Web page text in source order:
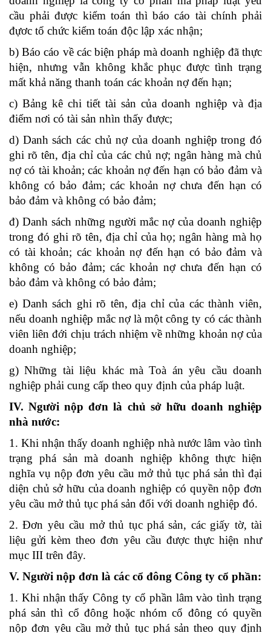
cầu phải được kiểm toán thì báo cáo tài chính phải
đựơc tổ chức kiểm toán độc lập xác nhận;
b) Báo cáo về các biện pháp mà doanh nghiệp đã thực
hiện, nhưng vẫn không khắc phục được tình trạng
mất khả năng thanh toán các khoản nợ đến hạn;
c) Bảng kê chi tiết tài sản của doanh nghiệp và địa
điểm nơi có tài sản nhìn thấy được;
d) Danh sách các chủ nợ của doanh nghiệp trong đó
ghi rõ tên, địa chỉ của các chủ nợ; ngân hàng mà chủ
nợ có tài khoản; các khoản nợ đến hạn có bảo đảm và
không có bảo đảm; các khoản nợ chưa đến hạn có
bảo đảm và không có bảo đảm;
đ) Danh sách những ng­ười mắc nợ của doanh nghiệp
trong đó ghi rõ tên, địa chỉ của họ; ngân hàng mà họ
có tài khoản; các khoản nợ đến hạn có bảo đảm và
không có bảo đảm; các khoản nợ chư­a đến hạn có
bảo đảm và không có bảo đảm;
e) Danh sách ghi rõ tên, địa chỉ của các thành viên,
nếu doanh nghiệp mắc nợ là một công ty có các thành
viên liên đới chịu trách nhiệm về những khoản nợ của
doanh nghiệp;
g) Những tài liệu khác mà Toà án yêu cầu doanh
nghiệp phải cung cấp theo quy định của pháp luật.
IV. Người nộp đơn là chủ sở hữu doanh nghiệp
nhà nước:
1. Khi nhận thấy doanh nghiệp nhà nước lâm vào tình
trạng phá sản mà doanh nghiệp không thực hiện
nghĩa vụ nộp đơn yêu cầu mở thủ tục phá sản thì đại
diện chủ sở hữu của doanh nghiệp có quyền nộp đơn
yêu cầu mở thủ tục phá sản đối với doanh nghiệp đó.
2. Đơn yêu cầu mở thủ tục phá sản, các giấy tờ, tài
liệu gửi kèm theo đơn yêu cầu được thực hiện như
mục III trên đây.
V. Người nộp đơn là các cổ đông Công ty cổ phần:
1. Khi nhận thấy Công ty cổ phần lâm vào tình trạng
phá sản thì cổ đông hoặc nhóm cổ đông có quyền
nộp đơn yêu cầu mở thủ tục phá sản theo quy định